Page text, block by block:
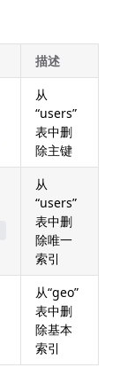
描述
从
“users”
表中删
除主键
从
“users”
表中删
除唯一
索引
从“geo”
表中删
除基本
索引